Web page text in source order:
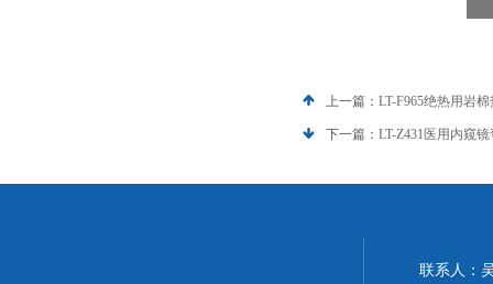
上一篇： LT-F965绝热用岩
下一篇： LT-Z431医用内窥
联系人：